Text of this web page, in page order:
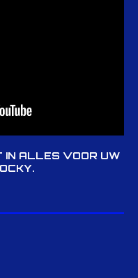
IN ALLES VOOR UW